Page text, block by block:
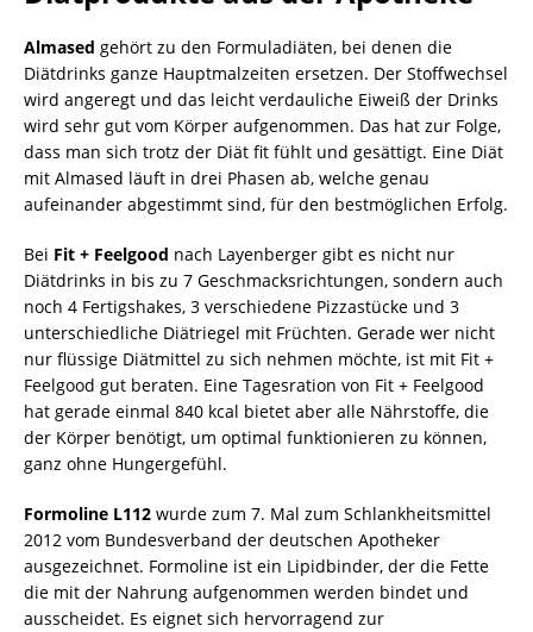
Almased gehört zu den Formuladiäten, bei denen die
Diätdrinks ganze Hauptmalzeiten ersetzen. Der Stoffwechsel
wird angeregt und das leicht verdauliche Eiweiß der Drinks
wird sehr gut vom Körper aufgenommen. Das hat zur Folge,
dass man sich trotz der Diät fit fühlt und gesättigt. Eine Diät
mit Almased läuft in drei Phasen ab, welche genau
aufeinander abgestimmt sind, für den bestmöglichen Erfolg.
Bei Fit + Feelgood nach Layenberger gibt es nicht nur
Diätdrinks in bis zu 7 Geschmacksrichtungen, sondern auch
noch 4 Fertigshakes, 3 verschiedene Pizzastücke und 3
unterschiedliche Diätriegel mit Früchten. Gerade wer nicht
nur flüssige Diätmittel zu sich nehmen möchte, ist mit Fit +
Feelgood gut beraten. Eine Tagesration von Fit + Feelgood
hat gerade einmal 840 kcal bietet aber alle Nährstoffe, die
der Körper benötigt, um optimal funktionieren zu können,
ganz ohne Hungergefühl.
Formoline L112 wurde zum 7. Mal zum Schlankheitsmittel
2012 vom Bundesverband der deutschen Apotheker
ausgezeichnet. Formoline ist ein Lipidbinder, der die Fette
die mit der Nahrung aufgenommen werden bindet und
ausscheidet. Es eignet sich hervorragend zur